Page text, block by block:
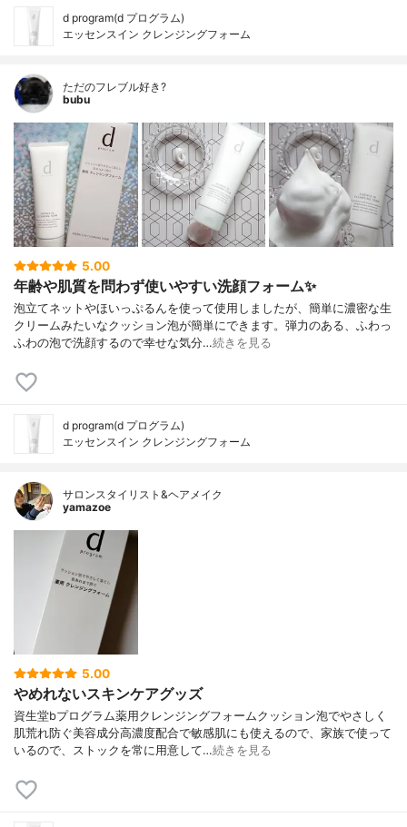
d program(d プログラム)
エッセンスイン クレンジングフォーム
ただのフレブル好き?
bubu
5.00
年齢や肌質を問わず使いやすい洗顔フォーム✨
泡立てネットやほいっぷるんを使って使用しましたが、簡単に濃密な生
クリームみたいなクッション泡が簡単にできます。弾力のある、ふわっ
ふわの泡で洗顔するので幸せな気分…続きを見る
d program(d プログラム)
エッセンスイン クレンジングフォーム
サロンスタイリスト&ヘアメイク
yamazoe
5.00
やめれないスキンケアグッズ
資生堂bプログラム薬用クレンジングフォームクッション泡でやさしく
肌荒れ防ぐ美容成分高濃度配合で敏感肌にも使えるので、家族で使って
いるので、ストックを常に用意して…続きを見る